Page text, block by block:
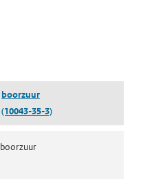
boorzuur
(10043-35-3)
boorzuur